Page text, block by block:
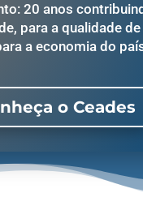
20 anos
para a qualidade
a economia do
o Ceades